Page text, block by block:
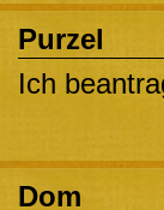
Purzel
Ich
Dom